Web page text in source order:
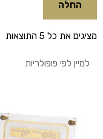
החלה
מציגים את כל ⁦5⁩ התוצאות